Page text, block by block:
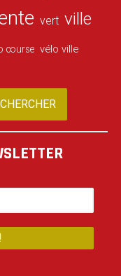
vert ville
course vélo ville